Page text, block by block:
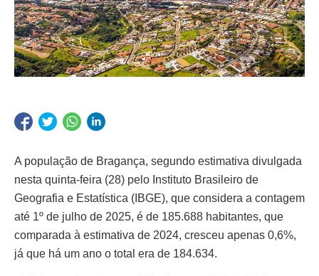
A população de Bragança, segundo estimativa divulgada
nesta quinta-feira (28) pelo Instituto Brasileiro de
Geografia e Estatística (IBGE), que considera a contagem
até 1º de julho de 2025, é de 185.688 habitantes, que
comparada à estimativa de 2024, cresceu apenas 0,6%,
já que há um ano o total era de 184.634.